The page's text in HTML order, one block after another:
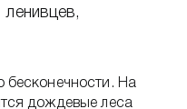
На
дождевые леса